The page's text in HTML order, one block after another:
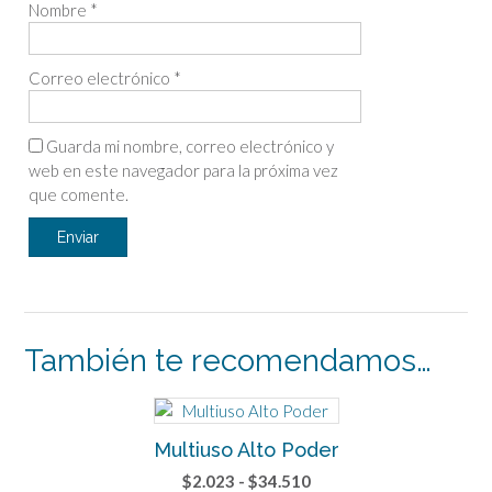
Nombre *
Correo electrónico *
Guarda mi nombre, correo electrónico y
web en este navegador para la próxima vez
que comente.
También te recomendamos…
Multiuso Alto Poder
$2.023 - $34.510Rango